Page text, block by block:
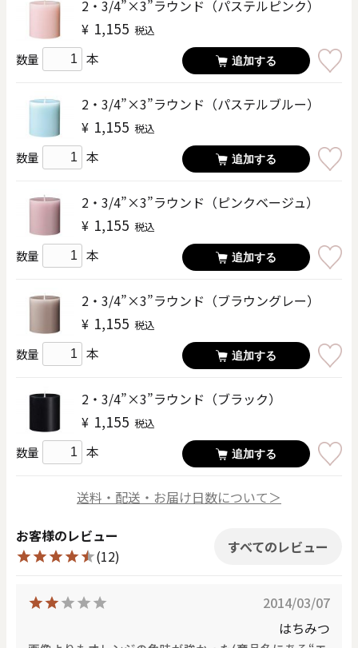
2・3/4”×3”ラウンド（パステルピンク）
¥ 1,155 税込
数量 本 追加する
2・3/4”×3”ラウンド（パステルブルー）
¥ 1,155 税込
数量 本 追加する
2・3/4”×3”ラウンド（ピンクベージュ）
¥ 1,155 税込
数量 本 追加する
2・3/4”×3”ラウンド（ブラウングレー）
¥ 1,155 税込
数量 本 追加する
2・3/4”×3”ラウンド（ブラック）
¥ 1,155 税込
数量 本 追加する
送料・配送・お届け日数について＞
お客様のレビュー
(12)
すべてのレビュー
2014/03/07
はちみつ